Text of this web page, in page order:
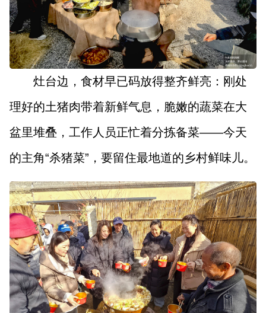
灶台边，食材早已码放得整齐鲜亮：刚处
理好的土猪肉带着新鲜气息，脆嫩的蔬菜在大
盆里堆叠，工作人员正忙着分拣备菜——今天
的主角“杀猪菜”，要留住最地道的乡村鲜味儿。